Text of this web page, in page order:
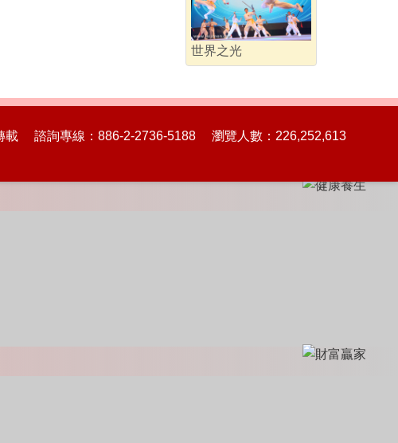
世界之光
載 諮詢專線：886-2-2736-5188 瀏覽人數：226,252,613